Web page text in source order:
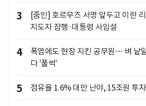
3
[줌인] 호르무즈 서명 앞두고 이란
지도자 잠행·대통령 사임설
4
폭염에도 현장 지킨 공무원… 벼 낱
다 '풀썩'
5 점유율 1.6% 대만 난야, 15조원 투